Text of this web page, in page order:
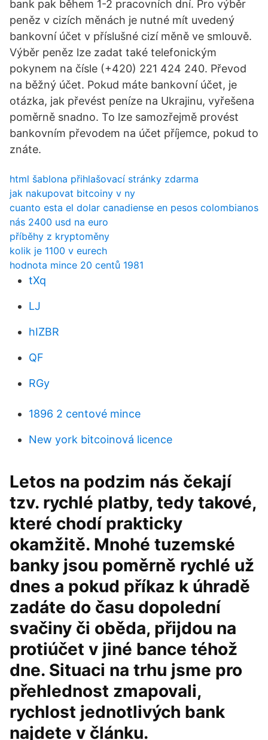
bank pak během 1-2 pracovních dní. Pro výběr
peněz v cizích měnách je nutné mít uvedený
bankovní účet v příslušné cizí měně ve smlouvě.
Výběr peněz lze zadat také telefonickým
pokynem na čísle (+420) 221 424 240. Převod
na běžný účet. Pokud máte bankovní účet, je
otázka, jak převést peníze na Ukrajinu, vyřešena
poměrně snadno. To lze samozřejmě provést
bankovním převodem na účet příjemce, pokud to
znáte.
html šablona přihlašovací stránky zdarma
jak nakupovat bitcoiny v ny
cuanto esta el dolar canadiense en pesos colombianos
nás 2400 usd na euro
příběhy z kryptoměny
kolik je 1100 v eurech
hodnota mince 20 centů 1981
tXq
LJ
hIZBR
QF
RGy
1896 2 centové mince
New york bitcoinová licence
Letos na podzim nás čekají
tzv. rychlé platby, tedy takové,
které chodí prakticky
okamžitě. Mnohé tuzemské
banky jsou poměrně rychlé už
dnes a pokud příkaz k úhradě
zadáte do času dopolední
svačiny či oběda, přijdou na
protiúčet v jiné bance téhož
dne. Situaci na trhu jsme pro
přehlednost zmapovali,
rychlost jednotlivých bank
najdete v článku.